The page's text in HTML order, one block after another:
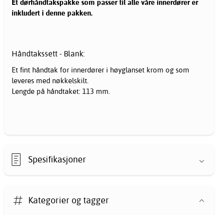
Et dørhåndtakspakke som passer til alle våre innerdører er
inkludert i denne pakken.
Håndtakssett - Blank:
Et fint håndtak for innerdører i høyglanset krom og som
leveres med nøkkelskilt.
Lengde på håndtaket: 113 mm.
Spesifikasjoner
Kategorier og tagger